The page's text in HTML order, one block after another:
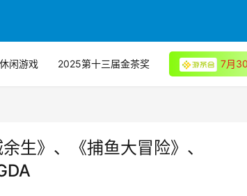
休闲游戏 2025第十三届金茶奖 7月
生》、《捕鱼大冒险》、